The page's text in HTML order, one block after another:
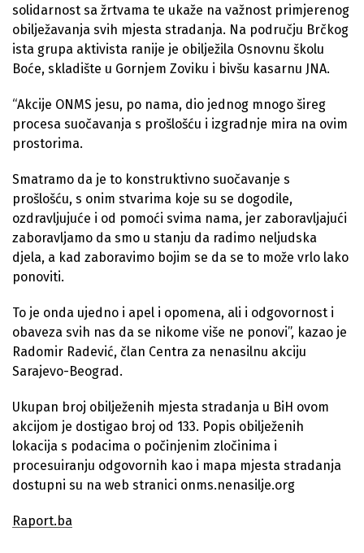
solidarnost sa žrtvama te ukaže na važnost primjerenog
obilježavanja svih mjesta stradanja. Na području Brčkog
ista grupa aktivista ranije je obilježila Osnovnu školu
Boće, skladište u Gornjem Zoviku i bivšu kasarnu JNA.
“Akcije ONMS jesu, po nama, dio jednog mnogo šireg
procesa suočavanja s prošlošću i izgradnje mira na ovim
prostorima.
Smatramo da je to konstruktivno suočavanje s
prošlošću, s onim stvarima koje su se dogodile,
ozdravljujuće i od pomoći svima nama, jer zaboravljajući
zaboravljamo da smo u stanju da radimo neljudska
djela, a kad zaboravimo bojim se da se to može vrlo lako
ponoviti.
To je onda ujedno i apel i opomena, ali i odgovornost i
obaveza svih nas da se nikome više ne ponovi”, kazao je
Radomir Radević, član Centra za nenasilnu akciju
Sarajevo-Beograd.
Ukupan broj obilježenih mjesta stradanja u BiH ovom
akcijom je dostigao broj od 133. Popis obilježenih
lokacija s podacima o počinjenim zločinima i
procesuiranju odgovornih kao i mapa mjesta stradanja
dostupni su na web stranici onms.nenasilje.org
Raport.ba